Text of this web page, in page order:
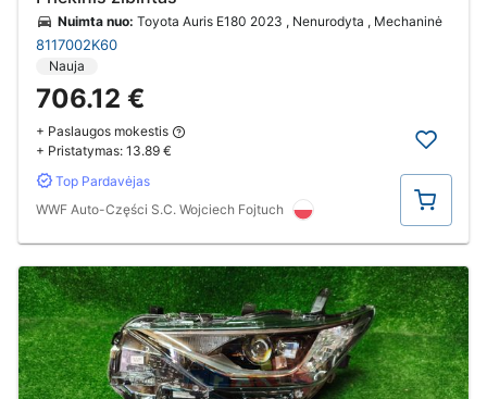
Nuimta nuo: Toyota Auris E180 2023 , Nenurodyta , Mechaninė
8117002K60
Nauja
706.12 €
+ Paslaugos mokestis
+ Pristatymas: 13.89 €
Top Pardavėjas
WWF Auto-Części S.C. Wojciech Fojtuch
Pirkti